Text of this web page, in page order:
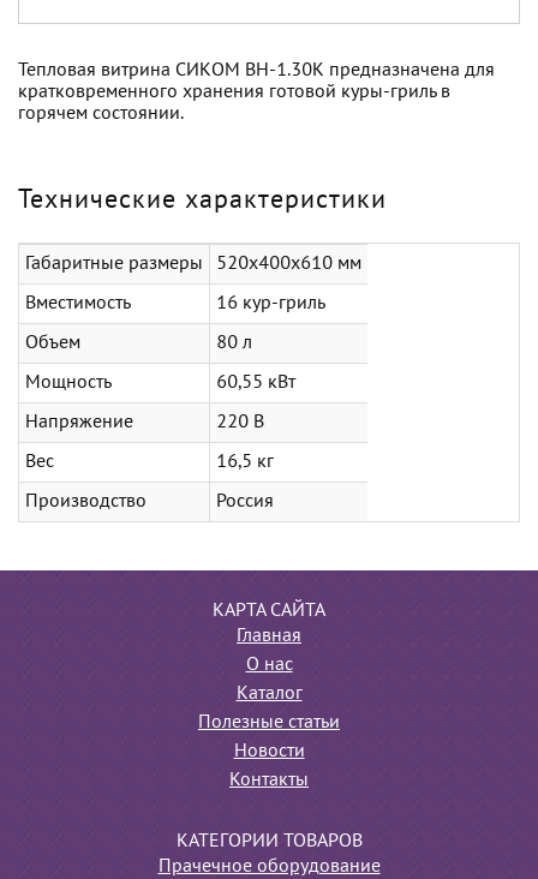
Тепловая витрина СИКОМ ВН-1.30К предназначена для
кратковременного хранения готовой куры-гриль в
горячем состоянии.
Технические характеристики
Габаритные размеры 520х400х610 мм
Вместимость 16 кур-гриль
Объем 80 л
Мощность 60,55 кВт
Напряжение 220 В
Вес 16,5 кг
Производство Россия
КАРТА САЙТА
Главная
О нас
Каталог
Полезные статьи
Новости
Контакты
КАТЕГОРИИ ТОВАРОВ
Прачечное оборудование